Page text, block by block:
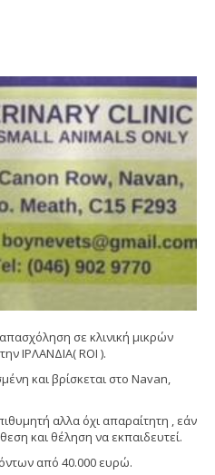
σε κλινική μικρών
ΙΡΛΑΝΔΙΑ( ROI ).
και βρίσκεται στο Navan,
αλλα όχι απαραίτητη , εάν
και θέληση να εκπαιδευτεί.
από 40.000 ευρώ.